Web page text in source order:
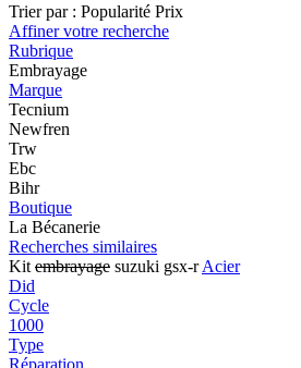
Trier par : Popularité Prix
Affiner votre recherche
Rubrique
Embrayage
Marque
Tecnium
Newfren
Trw
Ebc
Bihr
Boutique
La Bécanerie
Recherches similaires
Kit embrayage suzuki gsx-r Acier
Did
Cycle
1000
Type
Réparation